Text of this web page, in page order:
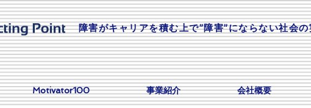
障害がキャリアを積む上で”障害”にならない社会
Motivator100 事業紹介 会社概要